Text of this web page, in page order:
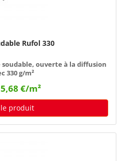
Rufol 330
soudable, ouverte à la diffusion
330 g/m²
5,68 €/m²
produit